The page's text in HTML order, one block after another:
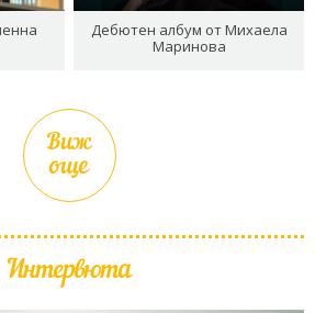
Дебютен албум от Михаела
Маринова
Виж
още
Интервюта